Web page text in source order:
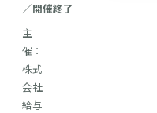
／開催終了
主
催：
株式
会社
給与